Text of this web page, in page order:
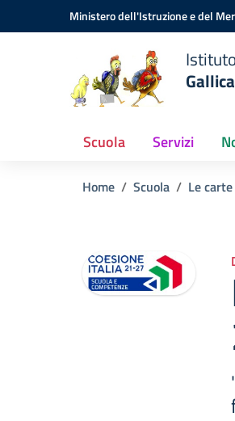
Vai ai contenuti
Vai al menu di navigazioneMinistero dell'Istruzione e del
Scuola Servizi
Home Scuola Le